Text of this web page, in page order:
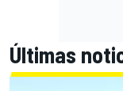
Últimas